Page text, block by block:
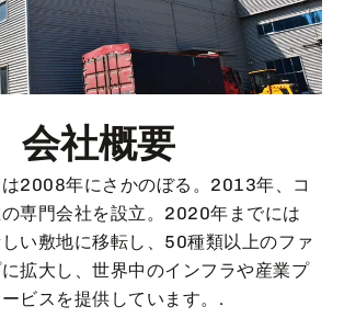
会社概要
2008年にさかのぼる。2013年、コ
専門会社を設立。2020年までには
い敷地に移転し、50種類以上のファ
拡大し、世界中のインフラや産業プ
ビスを提供しています。.